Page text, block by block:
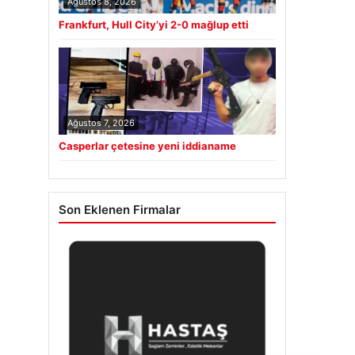
Frankfurt, Hull City’yi 2-0 mağlup etti
Ağustos 7, 2026
Casperlar çetesine yeni iddianame
Son Eklenen Firmalar